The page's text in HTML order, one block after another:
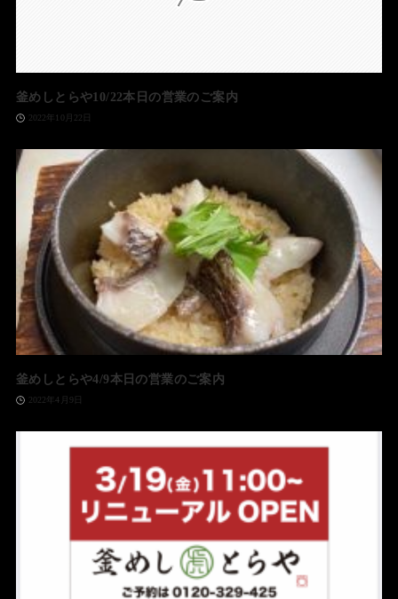
釜めしとらや10/22本日の営業のご案内
2022年10月22日
釜めしとらや4/9本日の営業のご案内
2022年4月9日